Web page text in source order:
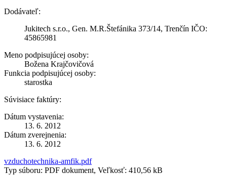
Dodávateľ:
Jukitech s.r.o., Gen. M.R.Štefánika 373/14, Trenčín IČO:
45865981
Meno podpisujúcej osoby:
Božena Krajčovičová
Funkcia podpisujúcej osoby:
starostka
Súvisiace faktúry:
Dátum vystavenia:
13. 6. 2012
Dátum zverejnenia:
13. 6. 2012
vzduchotechnika-amfik.pdf
Typ súboru: PDF dokument, Veľkosť: 410,56 kB